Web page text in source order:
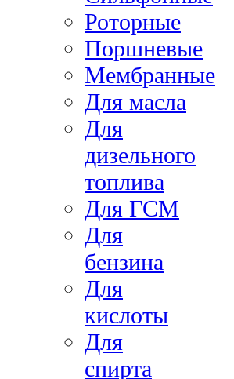
Роторные
Поршневые
Мембранные
Для масла
Для
дизельного
топлива
Для ГСМ
Для
бензина
Для
кислоты
Для
спирта